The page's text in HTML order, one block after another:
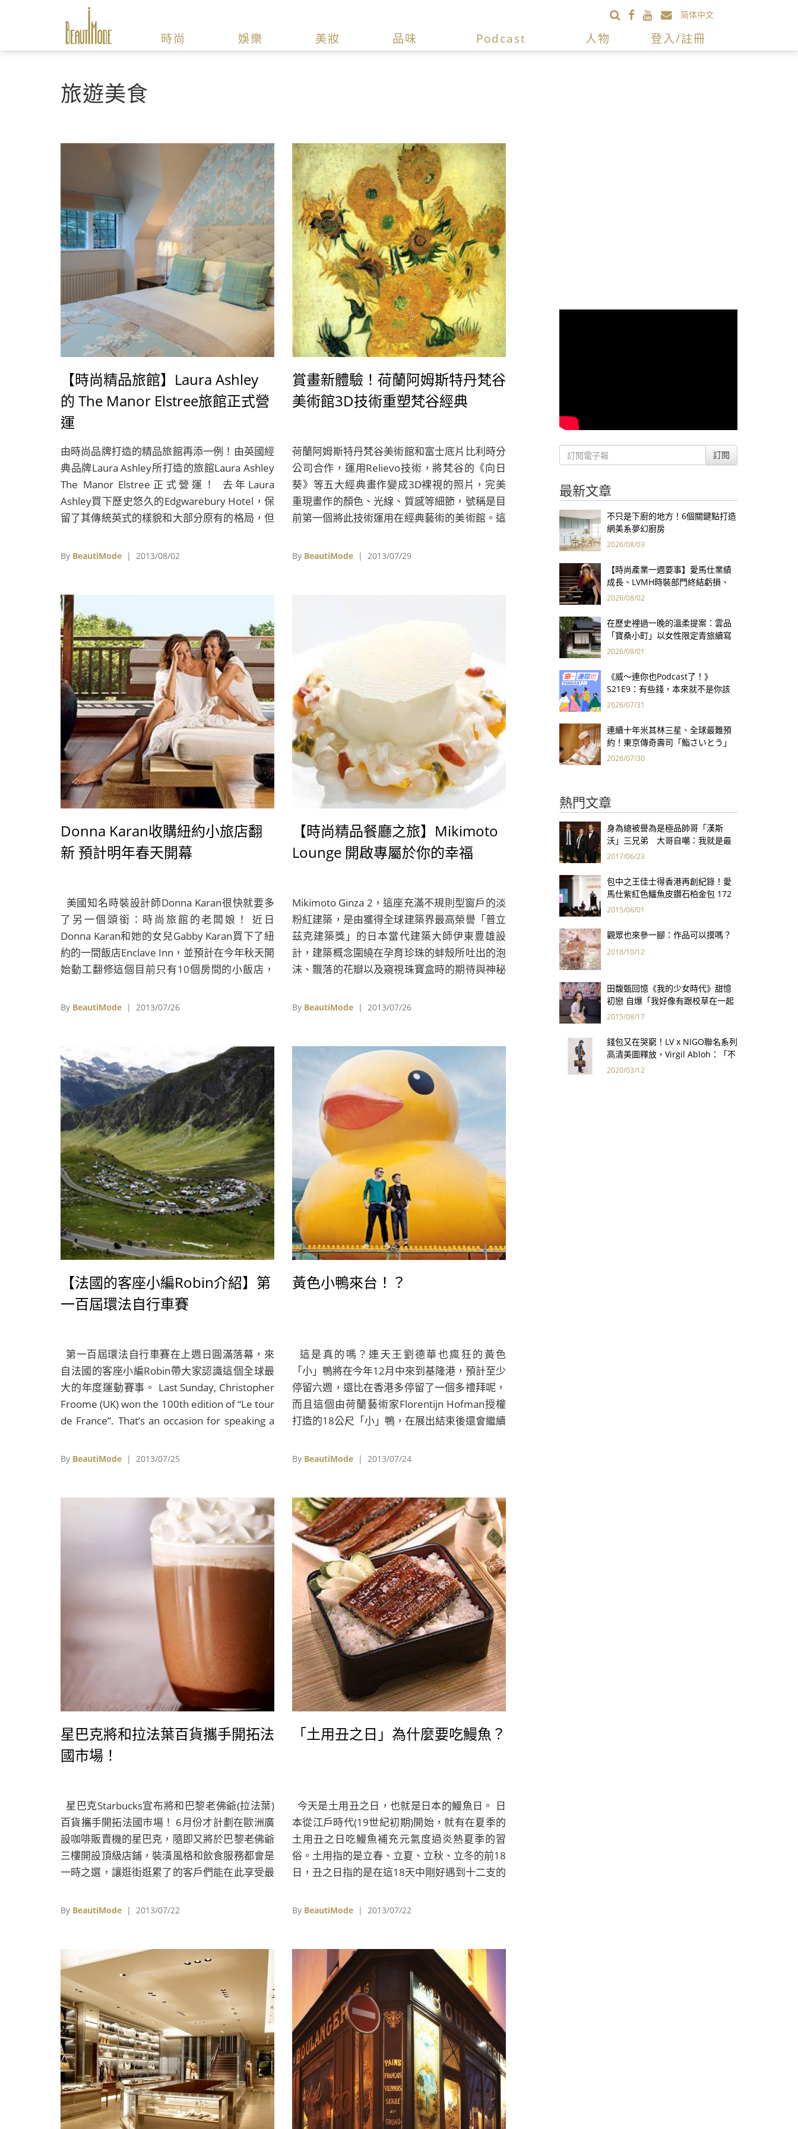
简体中文
時尚 娛樂 美妝 品味 Podcast 人物 登入/註冊
旅遊美食
【時尚精品旅館】Laura Ashley
的 The Manor Elstree旅館正式營
運
由時尚品牌打造的精品旅館再添一例！由英國經
典品牌Laura Ashley所打造的旅館Laura Ashley
The Manor Elstree正式營運！ 去年Laura
Ashley買下歷史悠久的Edgwarebury Hotel，保
留了其傳統英式的樣貌和大部分原有的格局，但
設計的家飾用品妝點。 儘管打著Laura Ashley響
級套房的500英鎊，這樣的價碼可以享受正宗又
傳統的英國風情，你會想去體驗看看嗎？ 官網
http://www.lauraashleyhotels.com/themanorelstree/
By BeautiMode | 2013/08/02
賞畫新體驗！荷蘭阿姆斯特丹梵谷
美術館3D技術重塑梵谷經典
荷蘭阿姆斯特丹梵谷美術館和富士底片比利時分
公司合作，運用Relievo技術，將梵谷的《向日
葵》等五大經典畫作變成3D裸視的照片，完美
重現畫作的顏色、光線、質感等細節，號稱是目
前第一個將此技術運用在經典藝術的美術館。這
水溫至8/4，未來將會把這技術用在美術館周邊
By BeautiMode | 2013/07/29
Donna Karan收購紐約小旅店翻
新 預計明年春天開幕
美國知名時裝設計師Donna Karan很快就要多
了另一個頭銜：時尚旅館的老闆娘！ 近日
Donna Karan和她的女兒Gabby Karan買下了紐
約的一間飯店Enclave Inn，並預計在今年秋天開
始動工翻修這個目前只有10個房間的小飯店，
程進度順利的話，屬於Donna Karan的旅館就會
為基調，再以木質和室內的植栽裝飾，讓人感到
相當放鬆。 不知道屆時她的飯店是否也會以類
似的風格設計呢，真叫人期待！
By BeautiMode | 2013/07/26
【時尚精品餐廳之旅】Mikimoto
Lounge 開啟專屬於你的幸福
Mikimoto Ginza 2，這座充滿不規則型窗戶的淡
粉紅建築，是由獲得全球建築界最高榮譽「普立
茲克建築獎」的日本當代建築大師伊東豊雄設
計，建築概念圍繞在孕育珍珠的蚌殼所吐出的泡
沫、飄落的花瓣以及窺視珠寶盒時的期待與神秘
間灌入混凝土形成建築外牆，由四片薄牆包裹形
窗，多層塗料使外牆看似毫無接縫，有了大師的
設計加持，Mikimoto Ginza 2在2005年12月開
幕後，也吸引了不少建築迷前來朝聖。越不規則
造型門進到建築內，旋轉樓梯໵
By BeautiMode | 2013/07/26
【法國的客座小編Robin介紹】第
一百屆環法自行車賽
第一百屆環法自行車賽在上週日圓滿落幕，來
自法國的客座小編Robin帶大家認識這個全球最
大的年度運動賽事。 Last Sunday, Christopher
Froome (UK) won the 100th edition of “Le tour
de France”. That’s an occasion for speaking a
sporting event on the planet” (Froome),
event so unique? A beautiful event Indeed,
the equipment and the jerseys of each team
are very well-designed and look good
together. It’s always amazing to see this
multicolored harmony, especially during the
team time trial. “La Grande Boucle” is also
very well-known for its distinctive jerseys,
especially the yellow jersey (time
classification), the green jersey (classification
by points) and the polka-dot jersey (best
climber). But the question is: why these
colors? Because of sponsors! Indeed, when
the first yellow jersey was designed in 1919,
the L’Auto, the magazine that created Le Tour
de France in 1903. In the same way, the green
a chocolate brand. Le Tour de France is also
the occasion for admiring some beautiful
French landscapes and villages. Indeed, with
drones, the organizers show us spectacular
images on TV during the race! A typically
French holidaymakers stand by the roadside
Consequently, the public and the riders ar
By BeautiMode | 2013/07/25
黃色小鴨來台！？
這是真的嗎？連天王劉德華也瘋狂的黃色
「小」鴨將在今年12月中來到基隆港，預計至少
停留六週，還比在香港多停留了一個多禮拜呢，
而且這個由荷蘭藝術家Florentijn Hofman授權
打造的18公尺「小」鴨，在展出結束後還會繼續
喔耶！
By BeautiMode | 2013/07/24
星巴克將和拉法葉百貨攜手開拓法
國市場！
星巴克Starbucks宣布將和巴黎老佛爺(拉法葉)
百貨攜手開拓法國市場！ 6月份才計劃在歐洲廣
設咖啡販賣機的星巴克，隨即又將於巴黎老佛爺
三樓開設頂級店鋪，裝潢風格和飲食服務都會是
一時之選，讓逛街逛累了的客戶們能在此享受最
得品嚐好咖啡的法國人真的會因此買單嗎？就讓
By BeautiMode | 2013/07/22
「土用丑之日」為什麼要吃鰻魚？
今天是土用丑之日，也就是日本的鰻魚日。 日
本從江戶時代(19世紀初期)開始，就有在夏季的
土用丑之日吃鰻魚補充元氣度過炎熱夏季的習
俗。土用指的是立春、立夏、立秋、立冬的前18
日，丑之日指的是在這18天中剛好遇到十二支的
魚滯銷的問題，求教知名的本草學家暨發明家平
日文unagi（うなぎ）也是「U」發音，因此平賀
先生說不妨在店裡張貼「今天是丑之日」的公告
來刺激買氣，因此就有了每到夏季的土用丑之日
要吃鰻魚的習
By BeautiMode | 2013/07/22
訂閱
最新文章
不只是下廚的地方！6個關鍵點打造
網美系夢幻廚房
2026/08/03
【時尚產業一週要事】愛馬仕業績
成長、LVMH時裝部門終結虧損、
Kering轉型策略初現成效、Prada
2026/08/02
在歷史裡過一晚的溫柔提案：雲品
「寶桑小町」以女性限定青旅續寫
台東老屋記憶
2026/08/01
《威～連你也Podcast了！》
S21E9：有些錢，本來就不是你該
賺的——讀《一個投機者的告白》
2026/07/31
連續十年米其林三星、全球最難預
約！東京傳奇壽司「鮨さいとう」
為何破例首度來台？
2026/07/30
熱門文章
身為總被譽為是極品帥哥「漢斯
沃」三兄弟 大哥自嘲：我就是最
矮的那一個！
2017/06/23
包中之王佳士得香港再創紀錄！愛
馬仕紫紅色鱷魚皮鑽石柏金包 172
萬港幣創全球手袋拍賣最高價
2015/06/01
觀眾也來參一腳：作品可以摸嗎？
2018/10/12
田馥甄回憶《我的少女時代》甜憶
初戀 自爆「我好像有跟校草在一起
過！」
2015/08/17
錢包又在哭窮！LV x NIGO聯名系列
高清美圖釋放，Virgil Abloh：「不
想做你們期望的！」
2020/03/12